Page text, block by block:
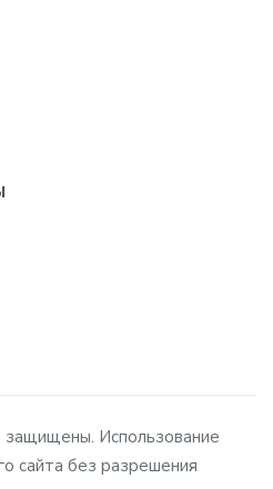
защищены. Использование
сайта без разрешения